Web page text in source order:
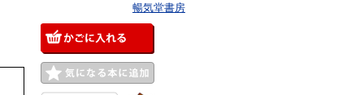
暢気堂書房